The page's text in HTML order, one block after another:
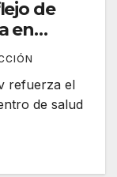
de
en
gestión
refuerza el
de salud